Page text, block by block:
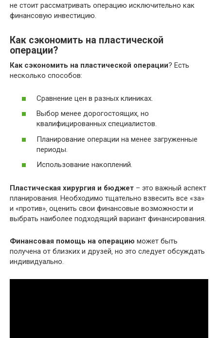
не стоит рассматривать операцию исключительно как
финансовую инвестицию.
Как сэкономить на пластической
операции?
Как сэкономить на пластической операции? Есть
несколько способов:
Сравнение цен в разных клиниках.
Выбор менее дорогостоящих‚ но
квалифицированных специалистов.
Планирование операции на менее загруженные
периоды.
Использование накоплений.
Пластическая хирургия и бюджет – это важный аспект
планирования. Необходимо тщательно взвесить все «за»
и «против»‚ оценить свои финансовые возможности и
выбрать наиболее подходящий вариант финансирования.
Финансовая помощь на операцию может быть
получена от близких и друзей‚ но это следует обсуждать
индивидуально.